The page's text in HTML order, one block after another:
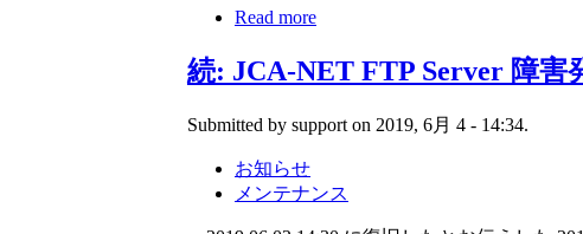
Read more
続: JCA-NET FTP Server 障害
Submitted by support on 2019, 6月 4 - 14:34.
お知らせ
メンテナンス